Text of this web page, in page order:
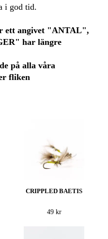
i god tid.
ett angivet "ANTAL",
har längre
på alla våra
fliken
CRIPPLED BAETIS
49 kr